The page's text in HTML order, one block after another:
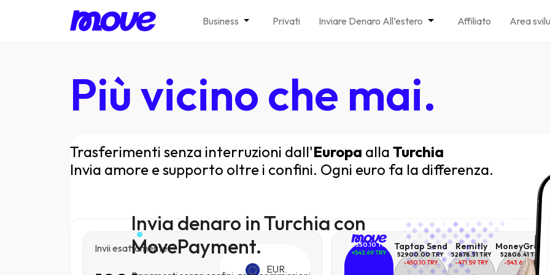
Business Privati Inviare Denaro All’estero Affiliato Area
Più vicino che mai.
Trasferimenti senza interruzioni dall'Europa alla Turchia
Invia amore e supporto oltre i confini. Ogni euro fa la differenza.
Invii esattamente
EUR
53350.10 TRY
+543.69 TRY
Taptap Send
52900.00 TRY
-450.10 TRY
Remitly
52878.51 TRY
-471.59 TRY
MoneyGram
52806.41 TRY
-543.69 TRY
Invia denaro in Turchia con
MovePayment.